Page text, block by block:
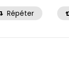
Répéter